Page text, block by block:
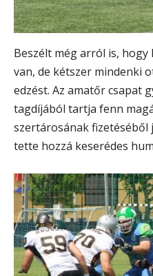
Beszélt még arról is,
van, de kétszer mindenki
edzést. Az amatőr csapat
tagdíjából tartja fenn
szertárosának fizetéséből
tette hozzá keserédes